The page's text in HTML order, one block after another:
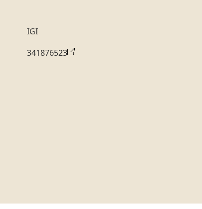
IGI
341876523